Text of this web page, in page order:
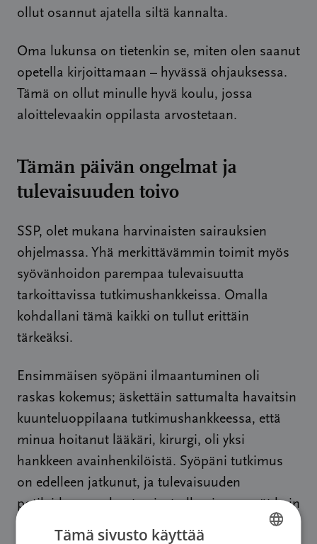
ollut osannut ajatella siltä kannalta.
Oma lukunsa on tietenkin se, miten olen saanut
opetella kirjoittamaan – hyvässä ohjauksessa.
Tämä on ollut minulle hyvä koulu, jossa
aloittelevaakin oppilasta arvostetaan.
Tämän päivän ongelmat ja
tulevaisuuden toivo
SSP, olet mukana harvinaisten sairauksien
ohjelmassa. Yhä merkittävämmin toimit myös
syövänhoidon parempaa tulevaisuutta
tarkoittavissa tutkimushankkeissa. Omalla
kohdallani tämä kaikki on tullut erittäin
tärkeäksi.
Ensimmäisen syöpäni ilmaantuminen oli
raskas kokemus; äskettäin sattumalta havaitsin
kuunteluoppilaana tutkimushankkeessa, että
minua hoitanut lääkäri, kirurgi, oli yksi
hankkeen avainhenkilöistä. Syöpäni tutkimus
on edelleen jatkunut, ja tulevaisuuden
potilaiden ongelmat voivat olla pienemmät kuin
Tämä sivusto käyttää